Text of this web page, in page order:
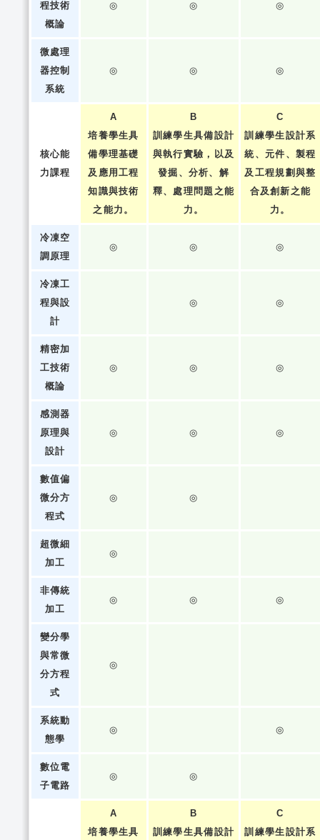
程技術
概論
◎ ◎ ◎
微處理
器控制
系統
◎ ◎ ◎
核心能
力課程
A
培養學生具
備學理基礎
及應用工程
知識與技術
之能力。
B
訓練學生具備設計
與執行實驗，以及
發掘、分析、解
釋、處理問題之能
力。
C
訓練學生設計系
統、元件、製程
及工程規劃與整
合及創新之能
力。
冷凍空
調原理
◎ ◎ ◎
冷凍工
程與設
計
◎ ◎
精密加
工技術
概論
◎ ◎ ◎
感測器
原理與
設計
◎ ◎ ◎
數值偏
微分方
程式
◎ ◎
超微細
加工
◎
非傳統
加工
◎ ◎ ◎
變分學
與常微
分方程
式
◎
系統動
態學
◎ ◎
數位電
子電路
◎ ◎
A
培養學生具
B
訓練學生具備設計
C
訓練學生設計系